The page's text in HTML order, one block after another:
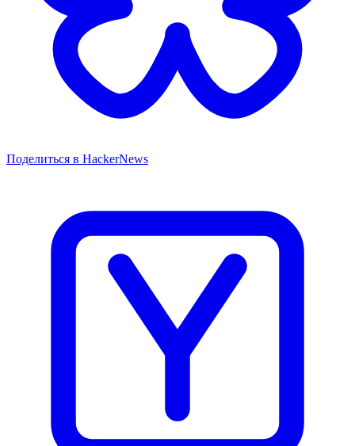
Поделиться в HackerNews